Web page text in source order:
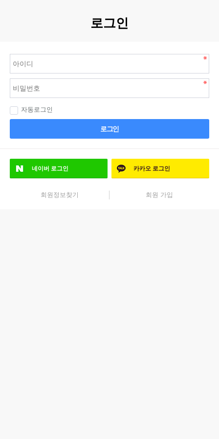
로그인
자동로그인
로그인
네이버 로그인 카카오 로그인
회원정보찾기 회원 가입